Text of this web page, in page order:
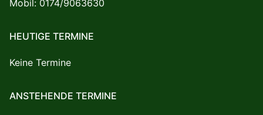
Mobil: 0174/9063630
HEUTIGE TERMINE
Keine Termine
ANSTEHENDE TERMINE